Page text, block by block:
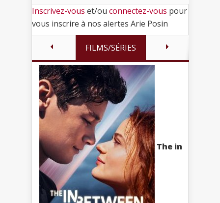
Inscrivez-vous et/ou connectez-vous pour
vous inscrire à nos alertes Arie Posin
FILMS/SÉRIES
The in